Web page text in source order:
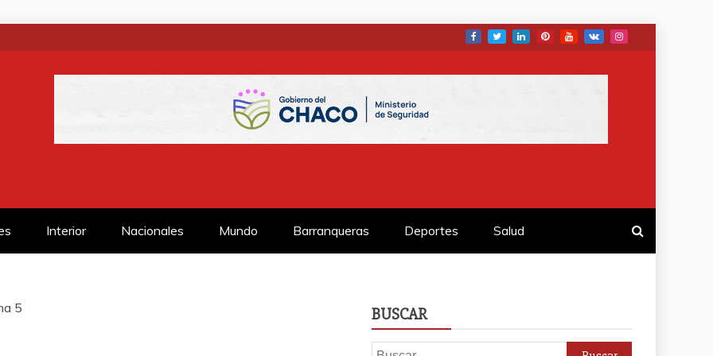
Interior Nacionales Mundo Barranqueras Deportes Salud
5 BUSCAR
Buscar: